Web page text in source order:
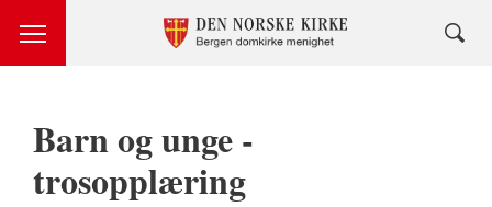
Barn og unge -
trosopplæring